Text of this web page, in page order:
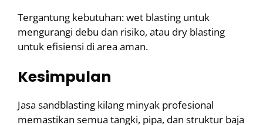
Tergantung kebutuhan: wet blasting untuk
mengurangi debu dan risiko, atau dry blasting
untuk efisiensi di area aman.
Kesimpulan
Jasa sandblasting kilang minyak profesional
memastikan semua tangki, pipa, dan struktur baja